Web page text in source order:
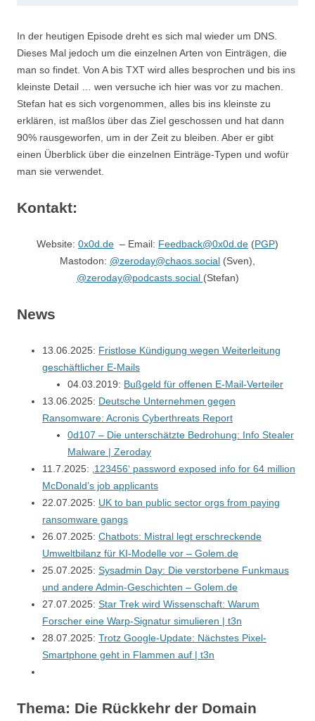
In der heutigen Episode dreht es sich mal wieder um DNS.
Dieses Mal jedoch um die einzelnen Arten von Einträgen, die
man so findet. Von A bis TXT wird alles besprochen und bis ins
kleinste Detail … wen versuche ich hier was vor zu machen.
Stefan hat es sich vorgenommen, alles bis ins kleinste zu
erklären, ist maßlos über das Ziel geschossen und hat dann
90% rausgeworfen, um in der Zeit zu bleiben. Aber er gibt
einen Überblick über die einzelnen Einträge-Typen und wofür
man sie verwendet.
Kontakt:
Website: 0x0d.de – Email: Feedback@0x0d.de (PGP)
Mastodon: @zeroday@chaos.social (Sven),
@zeroday@podcasts.social (Stefan)
News
13.06.2025: Fristlose Kündigung wegen Weiterleitung
geschäftlicher E-Mails
04.03.2019: Bußgeld für offenen E-Mail-Verteiler
13.06.2025: Deutsche Unternehmen gegen
Ransomware: Acronis Cyberthreats Report
0d107 – Die unterschätzte Bedrohung: Info Stealer
Malware | Zeroday
11.7.2025: ‚123456‘ password exposed info for 64 million
McDonald’s job applicants
22.07.2025: UK to ban public sector orgs from paying
ransomware gangs
26.07.2025: Chatbots: Mistral legt erschreckende
Umweltbilanz für KI-Modelle vor – Golem.de
25.07.2025: Sysadmin Day: Die verstorbene Funkmaus
und andere Admin-Geschichten – Golem.de
27.07.2025: Star Trek wird Wissenschaft: Warum
Forscher eine Warp-Signatur simulieren | t3n
28.07.2025: Trotz Google-Update: Nächstes Pixel-
Smartphone geht in Flammen auf | t3n
Thema: Die Rückkehr der Domain